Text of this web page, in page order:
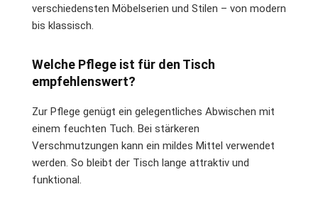
verschiedensten Möbelserien und Stilen – von modern
bis klassisch.
Welche Pflege ist für den Tisch
empfehlenswert?
Zur Pflege genügt ein gelegentliches Abwischen mit
einem feuchten Tuch. Bei stärkeren
Verschmutzungen kann ein mildes Mittel verwendet
werden. So bleibt der Tisch lange attraktiv und
funktional.